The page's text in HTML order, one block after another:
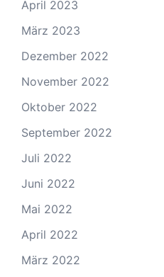
April 2023
März 2023
Dezember 2022
November 2022
Oktober 2022
September 2022
Juli 2022
Juni 2022
Mai 2022
April 2022
März 2022